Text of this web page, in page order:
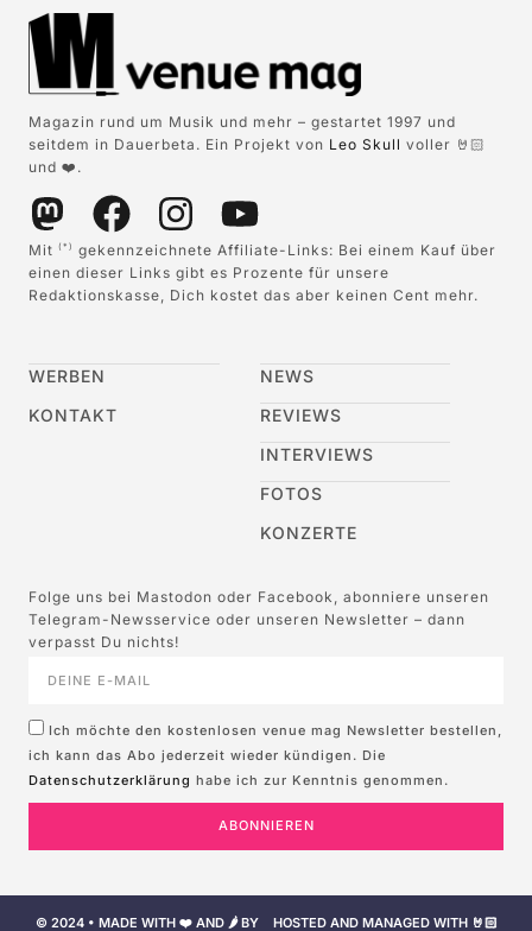
Magazin rund um Musik und mehr – gestartet 1997 und
seitdem in Dauerbeta. Ein Projekt von Leo Skull voller 🤘🏻
und ❤️.
Mit (*)
gekennzeichnete Affiliate-Links: Bei einem Kauf über
einen dieser Links gibt es Prozente für unsere
Redaktionskasse, Dich kostet das aber keinen Cent mehr.
WERBEN
KONTAKT
NEWS
REVIEWS
INTERVIEWS
FOTOS
KONZERTE
Folge uns bei Mastodon oder Facebook, abonniere unseren
Telegram-Newsservice oder unseren Newsletter – dann
verpasst Du nichts!
Ich möchte den kostenlosen venue mag Newsletter bestellen,
ich kann das Abo jederzeit wieder kündigen. Die
Datenschutzerklärung habe ich zur Kenntnis genommen.
ABONNIEREN
© 2024 • MADE WITH ❤️ AND 🌶️ BY
HOSTED AND MANAGED WITH 🤘🏻